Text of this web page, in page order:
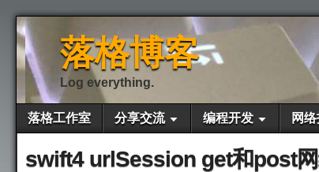
落格博客
Log everything.
落格工作室 分享交流 编程开发 网
swift4 urlSession get和post